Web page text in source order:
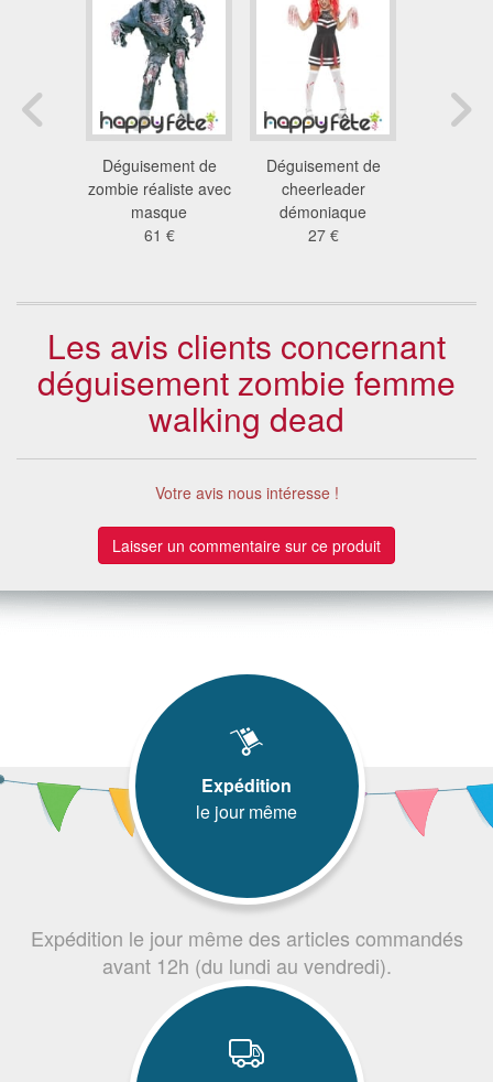
Déguisement de
zombie réaliste avec
masque
61 €
Déguisement de
cheerleader
démoniaque
27 €
Les avis clients concernant
déguisement zombie femme
walking dead
Votre avis nous intéresse !
Laisser un commentaire sur ce produit
Expédition
le jour même
Expédition le jour même des articles commandés
avant 12h (du lundi au vendredi).